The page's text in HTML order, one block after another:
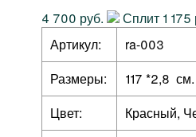
4 700 руб.
Сплит 1 175
Артикул:
ra-003
Размеры:
117 *2,8 см.
Цвет:
Красный,